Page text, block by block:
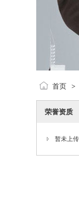
首页 >
荣誉资质
暂未上传